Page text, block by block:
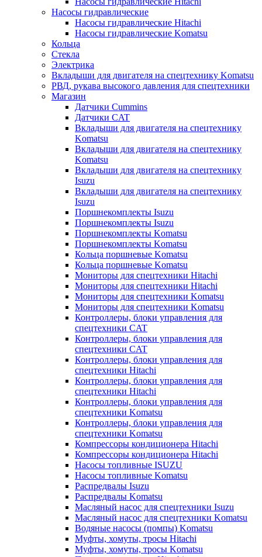
Насосы гидравлические
Насосы гидравлические Hitachi
Насосы гидравлические Komatsu
Кольца
Стекла
Электрика
Вкладыши для двигателя на спецтехнику Komatsu
РВД, рукава высокого давления для спецтехники
Магазин
Датчики Cummins
Датчики CAT
Вкладыши для двигателя на спецтехнику
Komatsu
Вкладыши для двигателя на спецтехнику
Komatsu
Вкладыши для двигателя на спецтехнику
Isuzu
Вкладыши для двигателя на спецтехнику
Isuzu
Поршнекомплекты Isuzu
Поршнекомплекты Isuzu
Поршнекомплекты Komatsu
Поршнекомплекты Komatsu
Кольца поршневые Komatsu
Кольца поршневые Komatsu
Мониторы для спецтехники Hitachi
Мониторы для спецтехники Hitachi
Мониторы для спецтехники Komatsu
Мониторы для спецтехники Komatsu
Контроллеры, блоки управления для
спецтехники CAT
Контроллеры, блоки управления для
спецтехники CAT
Контроллеры, блоки управления для
спецтехники Hitachi
Контроллеры, блоки управления для
спецтехники Hitachi
Контроллеры, блоки управления для
спецтехники Komatsu
Контроллеры, блоки управления для
спецтехники Komatsu
Компрессоры кондиционера Hitachi
Компрессоры кондиционера Hitachi
Насосы топливные ISUZU
Насосы топливные Komatsu
Распредвалы Isuzu
Распредвалы Komatsu
Масляный насос для спецтехники Isuzu
Масляный насос для спецтехники Komatsu
Водяные насосы (помпы) Komatsu
Муфты, хомуты, тросы Hitachi
Муфты, хомуты, тросы Komatsu